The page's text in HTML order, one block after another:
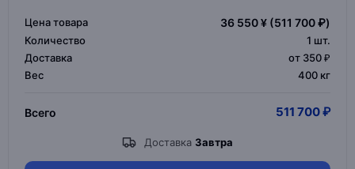
Цена товара 36 550 ¥ (511 700 ₽)
Количество 1 шт.
Доставка
от 350 ₽
Вес
400 кг
Всего 511 700 ₽
Доставка Завтра